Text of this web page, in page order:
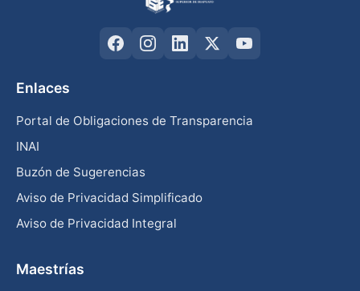
Enlaces
Portal de Obligaciones de Transparencia
INAI
Buzón de Sugerencias
Aviso de Privacidad Simplificado
Aviso de Privacidad Integral
Maestrías